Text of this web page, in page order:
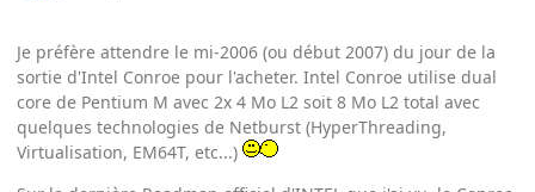
Je préfère attendre le mi-2006 (ou début 2007) du jour de la
sortie d'Intel Conroe pour l'acheter. Intel Conroe utilise dual
core de Pentium M avec 2x 4 Mo L2 soit 8 Mo L2 total avec
quelques technologies de Netburst (HyperThreading,
Virtualisation, EM64T, etc...)